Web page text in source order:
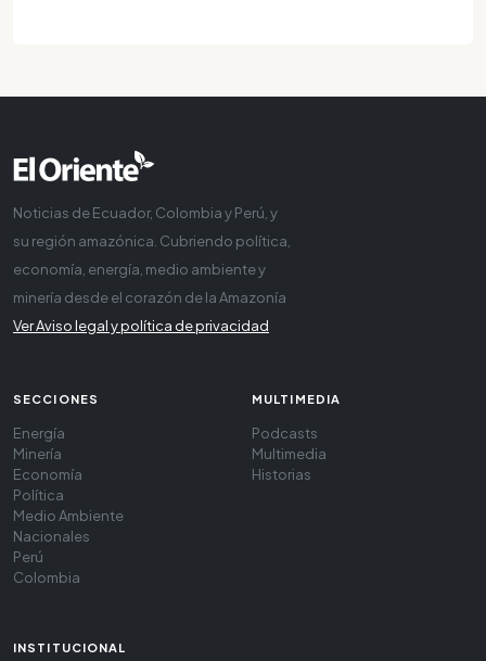
Noticias de Ecuador, Colombia y Perú, y
su región amazónica. Cubriendo política,
economía, energía, medio ambiente y
minería desde el corazón de la Amazonía
Ver Aviso legal y política de privacidad
SECCIONES
Energía
Minería
Economía
Política
Medio Ambiente
Nacionales
Perú
Colombia
MULTIMEDIA
Podcasts
Multimedia
Historias
INSTITUCIONAL